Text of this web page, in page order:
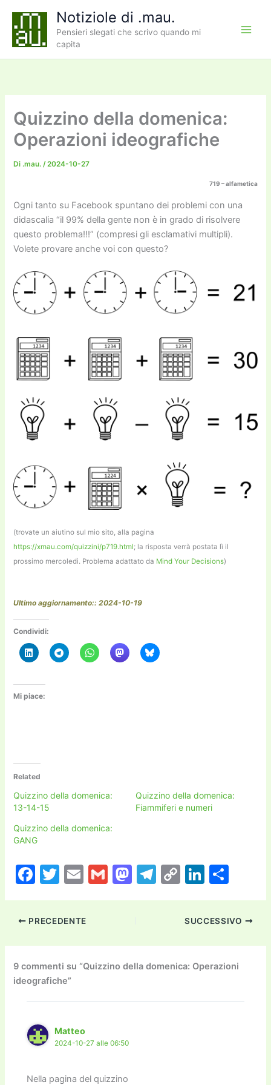
contenuto
Notiziole di .mau.
Pensieri slegati che scrivo quando mi
capita
Quizzino della domenica:
Operazioni ideografiche
Di .mau./2024-10-27
719 – alfametica
Ogni tanto su Facebook spuntano dei problemi con una
didascalia “il 99% della gente non è in grado di risolvere
questo problema!!!” (compresi gli esclamativi multipli).
Volete provare anche voi con questo?
(trovate un aiutino sul mio sito, alla pagina
https://xmau.com/quizzini/p719.html; la risposta verrà postata lì il
prossimo mercoledì. Problema adattato da Mind Your Decisions)
Ultimo aggiornamento:: 2024-10-19
Condividi:
Mi piace:
Related
Quizzino della domenica:
13-14-15
Quizzino della domenica:
Fiammiferi e numeri
Quizzino della domenica:
GANG
F
c
e
b
o
o
k
T
itt
er
E
ai
l
G
M
d
o
T
a
m
C
p
y
Li
n
Li
k
e
dI
n
n
di
vi
di
PRECEDENTE SUCCESSIVO
9 commenti su “Quizzino della domenica: Operazioni
ideografiche”
Matteo
2024-10-27 alle 06:50
Nella pagina del quizzino